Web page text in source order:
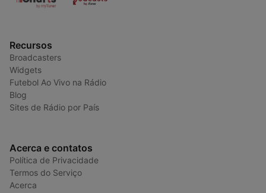
Recursos
Broadcasters
Widgets
Futebol Ao Vivo na Rádio
Blog
Sites de Rádio por País
Acerca e contatos
Política de Privacidade
Termos do Serviço
Acerca